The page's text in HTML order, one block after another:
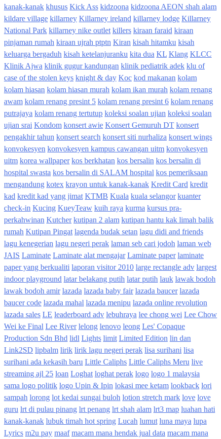
kanak-kanak khusus Kick Ass kidzoona kidzoona AEON shah alam
kildare village killarney Killarney ireland killarney lodge Killarney
National Park killarney nike outlet killers kiraan faraid kiraan
pinjaman rumah kiraan ujrah ptptn Kiran kisah hitamku kisah
keluarga bergaduh kisah ketelanjuranku kita dua KL Klang KLCC
Klinik Ajwa klinik gugur kandungan klinik pediatrik adek klu of
case of the stolen keys knight & day Koc kod makanan kolam
kolam hiasan kolam hiasan murah kolam ikan murah kolam renang
awam kolam renang presint 5 kolam renang presint 6 kolam renang
putrajaya kolam renang tertutup koleksi soalan ujian koleksi soalan
ujian srai Kondom konsert awie Konsert Gemuruh DT konsert
pengakhir tahun konsert search konsert siti nurhaliza konsert wings
konvokesyen konvokesyen kampus cawangan uitm konvokesyen
uitm korea wallpaper kos berkhatan kos bersalin kos bersalin di
hospital swasta kos bersalin di SALAM hospital kos pemeriksaan
mengandung kotex krayon untuk kanak-kanak Kredit Card kredit
kad kredit kad yang jimat KTMB Kuala kuala selangor kuanter
check-in Kucing KueyTeaw kuih raya kurma kursus pra-
perkahwinan Kutcher kutipan 2 alam kutipan hantu kak limah balik
rumah Kutipan Pingat lagenda budak setan lagu didi and friends
lagu kenegerian lagu negeri perak laman seb cari jodoh laman web
JAIS Laminate Laminate alat mengajar Laminate paper laminate
paper yang berkualiti laporan visitor 2010 large rectangle adv largest
indoor playground latar belakang putih latar putih lauk lawak bodoh
lawak bodoh amir lazada lazada baby fair lazada baucer lazada
baucer code lazada mahal lazada menipu lazada online revolution
lazada sales LE leaderboard adv lebuhraya lee chong wei Lee Chow
Wei ke Final Lee River lelong lenovo leong Les' Copaque
Production Sdn Bhd lidl Lights limit Limited Edition lin dan
Link2SD lipbalm lirik lirik lagu negeri perak lisa surihani lisa
surihani ada kekasih baru Little Caliphs Little Caliphs Meru live
streaming ajl 25 loan Loghat loghat perak logo logo 1 malaysia
sama logo politik logo Upin & Ipin lokasi mee ketam lookback lori
sampah lorong lot kedai sungai buloh lotion stretch mark love love
guru lrt di pulau pinang lrt penang lrt shah alam lrt3 map luahan hati
kanak-kanak lubuk timah hot spring Lucah lumut luna maya lupa
Lyrics m2u pay maaf macam mana hendak jual data macam mana